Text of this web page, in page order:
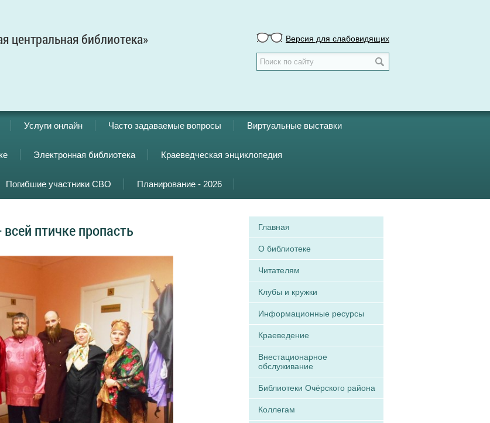
центральная библиотека» Версия для слабовидящих
Услуги онлайн Часто задаваемые вопросы Виртуальные выставки
Электронная библиотека Краеведческая энциклопедия
Погибшие участники СВО Планирование - 2026
птичке пропасть Главная
О библиотеке
Читателям
Клубы и кружки
Информационные ресурсы
Краеведение
Внестационарное
обслуживание
Библиотеки Очёрского района
Коллегам